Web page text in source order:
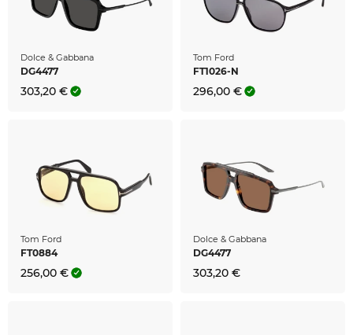
Dolce & Gabbana
DG4477
303,20 €
Tom Ford
FT1026-N
296,00 €
Tom Ford
FT0884
256,00 €
Dolce & Gabbana
DG4477
303,20 €